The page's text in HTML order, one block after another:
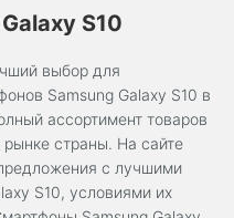
S10
выбор для
Samsung Galaxy S10 в
ассортимент товаров
рынке страны. На сайте
с лучшими
S10, условиями их